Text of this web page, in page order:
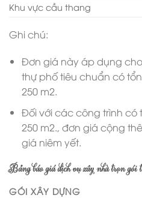
Khu vực cầu thang
Ghi chú:
Đơn giá này áp dụng
thự phố tiêu chuẩn có
250 m2.
Đối với các công trình có
250 m2., đơn giá cộng
giá niêm yết.
Bảng báo giá dịch vụ xây nhà trọn
GÓI XÂY DỰNG